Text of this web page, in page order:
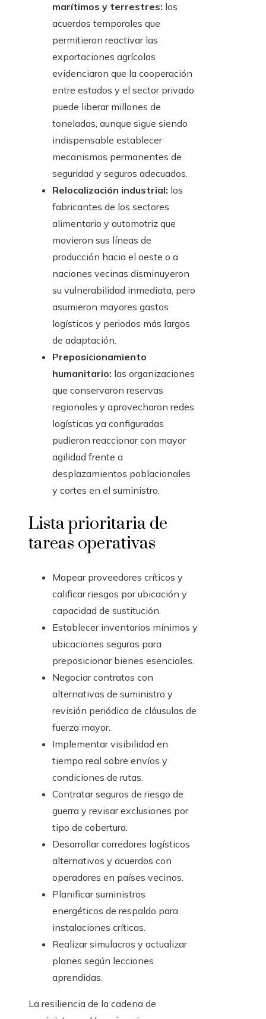
marítimos y terrestres: los
acuerdos temporales que
permitieron reactivar las
exportaciones agrícolas
evidenciaron que la cooperación
entre estados y el sector privado
puede liberar millones de
toneladas, aunque sigue siendo
indispensable establecer
mecanismos permanentes de
seguridad y seguros adecuados.
Relocalización industrial: los
fabricantes de los sectores
alimentario y automotriz que
movieron sus líneas de
producción hacia el oeste o a
naciones vecinas disminuyeron
su vulnerabilidad inmediata, pero
asumieron mayores gastos
logísticos y periodos más largos
de adaptación.
Preposicionamiento
humanitario: las organizaciones
que conservaron reservas
regionales y aprovecharon redes
logísticas ya configuradas
pudieron reaccionar con mayor
agilidad frente a
desplazamientos poblacionales
y cortes en el suministro.
Lista prioritaria de
tareas operativas
Mapear proveedores críticos y
calificar riesgos por ubicación y
capacidad de sustitución.
Establecer inventarios mínimos y
ubicaciones seguras para
preposicionar bienes esenciales.
Negociar contratos con
alternativas de suministro y
revisión periódica de cláusulas de
fuerza mayor.
Implementar visibilidad en
tiempo real sobre envíos y
condiciones de rutas.
Contratar seguros de riesgo de
guerra y revisar exclusiones por
tipo de cobertura.
Desarrollar corredores logísticos
alternativos y acuerdos con
operadores en países vecinos.
Planificar suministros
energéticos de respaldo para
instalaciones críticas.
Realizar simulacros y actualizar
planes según lecciones
aprendidas.
La resiliencia de la cadena de